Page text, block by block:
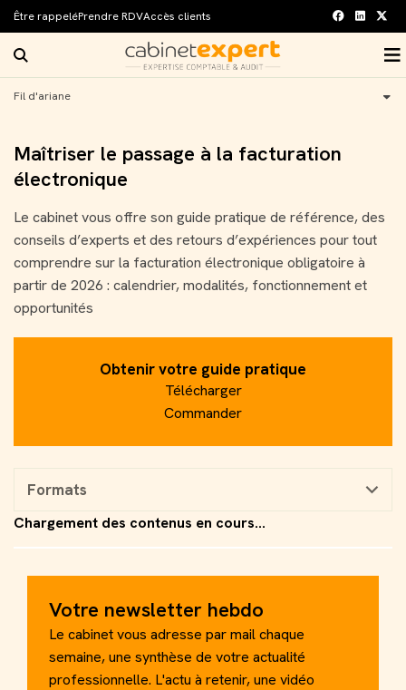
Être rappeléPrendre RDVAccès clients facebook
linkedin
Accueil
Notre cabinet
Nos bureaux
Notre équipe
Nos solutions digitales
Nos partenaires
Comptabilité et Fiscalité
RH et Paie
Patrimoine
Juridique d’entreprise
Audit et commissariat aux comptes
Infos pratiques
Actualités
M'informer sur mon secteur
Guide de la création d'entreprise
Guide du chef d'entreprise
Guide de la gestion de patrimoine
Échéancier
Kiosque
Simulateurs
Recherche
Notre blog
Carrière
Rechercher sur le site
Fil d'ariane
Maîtriser le passage à la facturation
électronique
Le cabinet vous offre son guide pratique de référence, des
conseils d’experts et des retours d’expériences pour tout
comprendre sur la facturation électronique obligatoire à
partir de 2026 : calendrier, modalités, fonctionnement et
opportunités
Formats
Obtenir votre guide pratique
Télécharger
Commander
Votre newsletter hebdo
Le cabinet vous adresse par mail chaque
semaine, une synthèse de votre actualité
professionnelle. L'actu à retenir, une vidéo